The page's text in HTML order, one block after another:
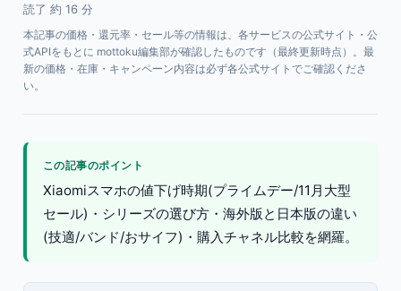
読了 約 16 分
本記事の価格・還元率・セール等の情報は、各サービスの公式サイト・公
式APIをもとに mottoku編集部が確認したものです（最終更新時点）。最
新の価格・在庫・キャンペーン内容は必ず各公式サイトでご確認くださ
い。
この記事のポイント
Xiaomiスマホの値下げ時期(プライムデー/11月大型
セール)・シリーズの選び方・海外版と日本版の違い
(技適/バンド/おサイフ)・購入チャネル比較を網羅。